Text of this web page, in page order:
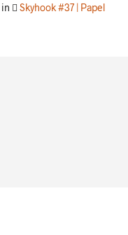
in
Skyhook #37 | Papel